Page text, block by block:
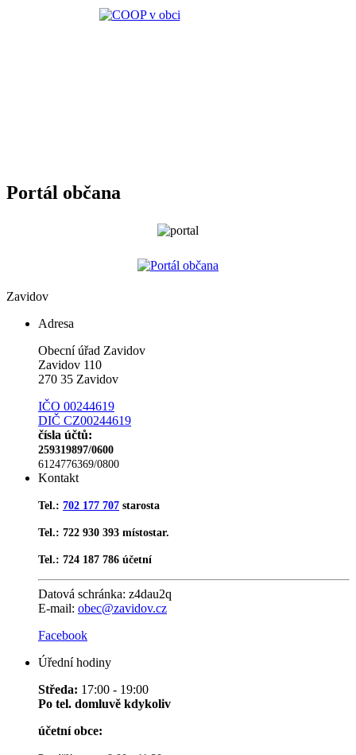
Portál občana
Zavidov
Adresa
Obecní úřad Zavidov
Zavidov 110
270 35 Zavidov
IČO 00244619
DIČ CZ00244619
čísla účtů:
259319897/0600
6124776369/0800
Kontakt
Tel.: 702 177 707 starosta
Tel.: 722 930 393 místostar.
Tel.: 724 187 786 účetní
Datová schránka: z4dau2q
E-mail: obec@zavidov.cz
Facebook
Úřední hodiny
Středa: 17:00 - 19:00
Po tel. domluvě kdykoliv
účetní obce: